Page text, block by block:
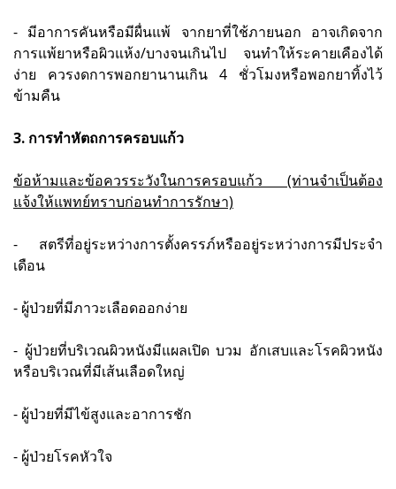
- มีอาการคันหรือมีผื่นแพ้ จากยาที่ใช้ภายนอก อาจเกิดจาก
การแพ้ยาหรือผิวแห้ง/บางจนเกินไป จนทำให้ระคายเคืองได้
ง่าย ควรงดการพอกยานานเกิน 4 ชั่วโมงหรือพอกยาทิ้งไว้
ข้ามคืน
3. การทำหัตถการครอบแก้ว
ข้อห้ามและข้อควรระวังในการครอบแก้ว (ท่านจำเป็นต้อง
แจ้งให้แพทย์ทราบก่อนทำการรักษา)
- สตรีที่อยู่ระหว่างการตั้งครรภ์หรืออยู่ระหว่างการมีประจำ
เดือน
- ผู้ป่วยที่มีภาวะเลือดออกง่าย
- ผู้ป่วยที่บริเวณผิวหนังมีแผลเปิด บวม อักเสบและโรคผิวหนัง
หรือบริเวณที่มีเส้นเลือดใหญ่
- ผู้ป่วยที่มีไข้สูงและอาการชัก
- ผู้ป่วยโรคหัวใจ